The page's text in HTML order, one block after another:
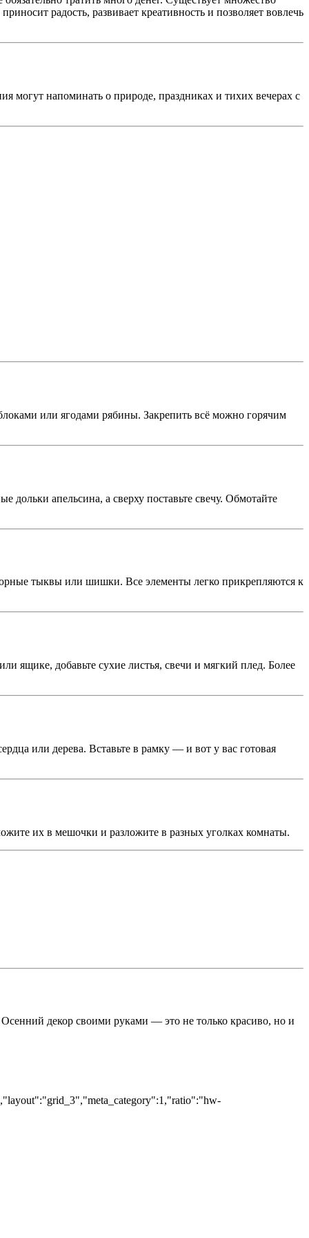
радость, развивает креативность и позволяет вовлечь
могут напоминать о природе, праздниках и тихих вечерах с
или ягодами рябины. Закрепить всё можно горячим
апельсина, а сверху поставьте свечу. Обмотайте
тыквы или шишки. Все элементы легко прикрепляются к
ящике, добавьте сухие листья, свечи и мягкий плед. Более
или дерева. Вставьте в рамку — и вот у вас готовая
их в мешочки и разложите в разных уголках комнаты.
декор своими руками — это не только красиво, но и